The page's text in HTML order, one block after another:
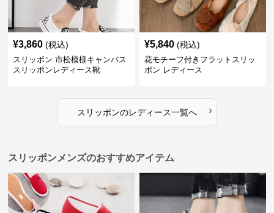
¥3,860 (税込)
スリッポン 市松模様キャンバス
スリッポンレディース靴
¥5,840 (税込)
花モチーフ付きフラットスリッ
ポン レディース
スリッポンのレディース一覧へ ›
スリッポンメンズのおすすめアイテム